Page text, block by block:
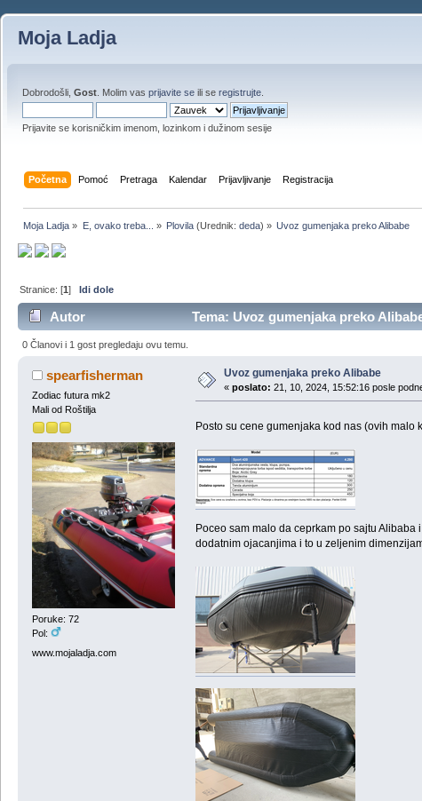
Moja Ladja
Dobrodošli, Gost . Molim vas prijavite se ili se registrujte
Prijavite se korisničkim imenom, lozinkom i dužinom sesije
Početna Pomoć Pretraga Kalendar Prijavljivanje Registracija
Moja Ladja » E, ovako treba... » Plovila(Urednik: deda) » Uvoz gumenjaka preko Alibabe
Stranice: [1]Idi dole
Autor Tema: Uvoz gumenjaka preko
0 Članovi i 1 gost pregledaju ovu temu.
spearfisherman
Zodiac futura mk2
Mali od Roštilja
Poruke: 72
Pol:
www.mojaladja.com
Uvoz gumenjaka preko Alibabe
« poslato: 21, 10, 2024, 15:52:16 posle
Posto su cene gumenjaka kod nas (ovih malo
Poceo sam malo da ceprkam po sajtu
dodatnim ojacanjima i to u zeljenim